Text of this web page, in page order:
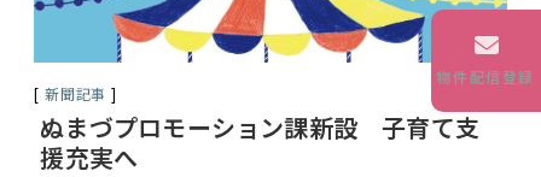
新聞記事
ぬまづプロモーション課新設 子育て支
援充実へ
物件配信登録